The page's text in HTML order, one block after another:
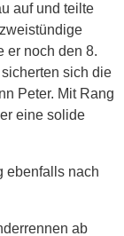
auf und teilte
er noch den 8.
sich die
Peter. Mit Rang
eine solide
ebenfalls nach
ab